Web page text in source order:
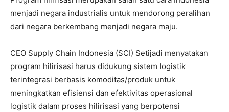
menjadi negara industrialis untuk mendorong peralihan
dari negara berkembang menjadi negara maju.
CEO Supply Chain Indonesia (SCI) Setijadi menyatakan
program hilirisasi harus didukung sistem logistik
terintegrasi berbasis komoditas/produk untuk
meningkatkan efisiensi dan efektivitas operasional
logistik dalam proses hilirisasi yang berpotensi